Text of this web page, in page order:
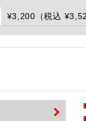
¥3,200（税込